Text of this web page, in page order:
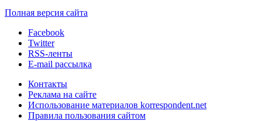
Полная версия сайта
Facebook
Twitter
RSS-ленты
E-mail рассылка
Контакты
Реклама на сайте
Использование материалов korrespondent.net
Правила пользования сайтом